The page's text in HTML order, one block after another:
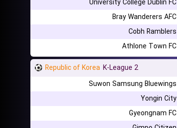
University College Dublin FC
Bray Wanderers AFC
Cobh Ramblers
Athlone Town FC
Republic of Korea K-League 2
Suwon Samsung Bluewings
Yongin City
Gyeongnam FC